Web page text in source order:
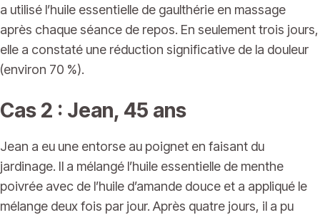
a utilisé l’huile essentielle de gaulthérie en massage
après chaque séance de repos. En seulement trois jours,
elle a constaté une réduction significative de la douleur
(environ 70 %).
Cas 2 : Jean, 45 ans
Jean a eu une entorse au poignet en faisant du
jardinage. Il a mélangé l’huile essentielle de menthe
poivrée avec de l’huile d’amande douce et a appliqué le
mélange deux fois par jour. Après quatre jours, il a pu